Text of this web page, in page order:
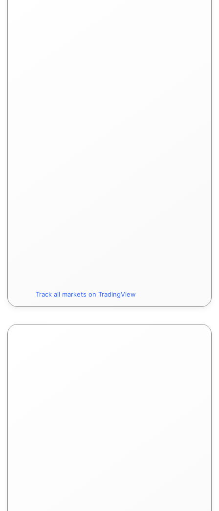
Track all markets on TradingView